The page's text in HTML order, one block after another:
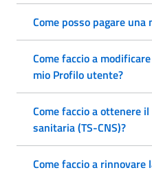
Come posso pagare una
Come faccio a
mio Profilo utente?
Come faccio a ottenere
sanitaria (TS-CNS)?
Come faccio a